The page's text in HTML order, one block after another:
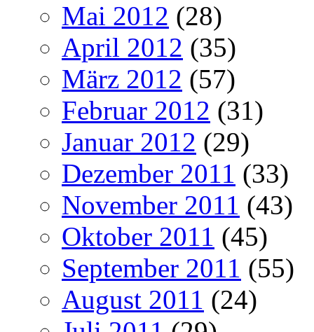
Mai 2012 (28)
April 2012 (35)
März 2012 (57)
Februar 2012 (31)
Januar 2012 (29)
Dezember 2011 (33)
November 2011 (43)
Oktober 2011 (45)
September 2011 (55)
August 2011 (24)